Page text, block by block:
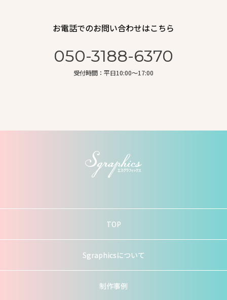
お電話でのお問い合わせはこちら
050-3188-6370
受付時間：平日10:00〜17:00
TOP
Sgraphicsについて
制作事例